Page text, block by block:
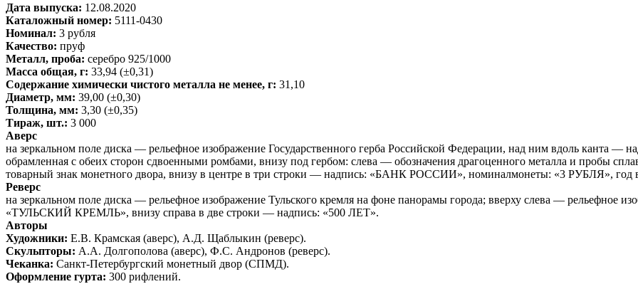
Дата выпуска: 12.08.2020
Каталожный номер: 5111-0430
Номинал: 3 рубля
Качество: пруф
Металл, проба: серебро 925/1000
Масса общая, г: 33,94 (±0,31)
Содержание химически чистого металла не менее, г: 31,10
Диаметр, мм: 39,00 (±0,30)
Толщина, мм: 3,30 (±0,35)
Тираж, шт.: 3 000
Аверс
на зеркальном поле диска — рельефное изображение Государственного герба Российской Федерации, над ним вдоль
обрамленная с обеих сторон сдвоенными ромбами, внизу под гербом: слева — обозначения драгоценного металла и пробы
товарный знак монетного двора, внизу в центре в три строки — надпись: «БАНК РОССИИ», номиналмонеты: «3 РУБЛЯ», год
Реверс
на зеркальном поле диска — рельефное изображение Тульского кремля на фоне панорамы города; вверху слева — рельефное
«ТУЛЬСКИЙ КРЕМЛЬ», внизу справа в две строки — надпись: «500 ЛЕТ».
Авторы
Художники: Е.В. Крамская (аверс), А.Д. Щаблыкин (реверс).
Скульпторы: А.А. Долгополова (аверс), Ф.С. Андронов (реверс).
Чеканка: Санкт-Петербургский монетный двор (СПМД).
Оформление гурта: 300 рифлений.